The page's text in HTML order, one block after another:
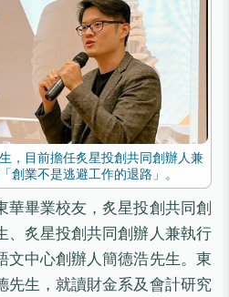
，目前擔任炙星投創共同創辦人兼
創業不是逃避工作的退路」。
華畢業校友，炙星投創共同創
、炙星投創共同創辦人兼執行
文中心創辦人簡德浩先生。東
先生，就讀財金系及會計研究